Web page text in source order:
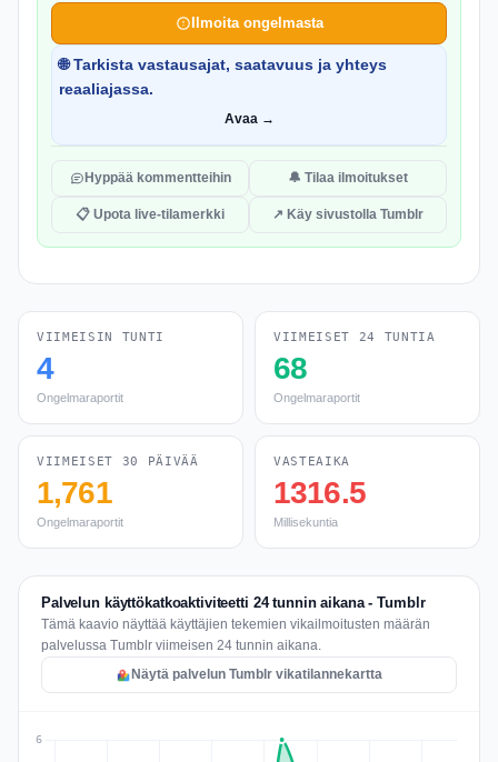
Ilmoita ongelmasta
🌐 Tarkista vastausajat, saatavuus ja yhteys
reaaliajassa.
Avaa →
Hyppää kommentteihin 🔔 Tilaa ilmoitukset
📋 Upota live-tilamerkki ↗ Käy sivustolla Tumblr
VIIMEISIN TUNTI
4
Ongelmaraportit
VIIMEISET 24 TUNTIA
68
Ongelmaraportit
VIIMEISET 30 PÄIVÄÄ
1,761
Ongelmaraportit
VASTEAIKA
1316.5
Millisekuntia
Palvelun käyttökatkoaktiviteetti 24 tunnin aikana - Tumblr
Tämä kaavio näyttää käyttäjien tekemien vikailmoitusten määrän
palvelussa Tumblr viimeisen 24 tunnin aikana.
Näytä palvelun Tumblr vikatilannekartta